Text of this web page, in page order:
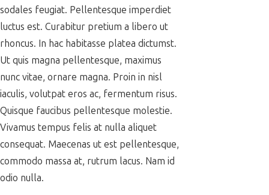
sodales feugiat. Pellentesque imperdiet
luctus est. Curabitur pretium a libero ut
rhoncus. In hac habitasse platea dictumst.
Ut quis magna pellentesque, maximus
nunc vitae, ornare magna. Proin in nisl
iaculis, volutpat eros ac, fermentum risus.
Quisque faucibus pellentesque molestie.
Vivamus tempus felis at nulla aliquet
consequat. Maecenas ut est pellentesque,
commodo massa at, rutrum lacus. Nam id
odio nulla.